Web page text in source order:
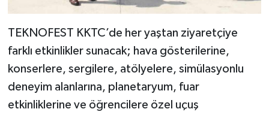
TEKNOFEST KKTC’de her yaştan ziyaretçiye
farklı etkinlikler sunacak; hava gösterilerine,
konserlere, sergilere, atölyelere, simülasyonlu
deneyim alanlarına, planetaryum, fuar
etkinliklerine ve öğrencilere özel uçuş